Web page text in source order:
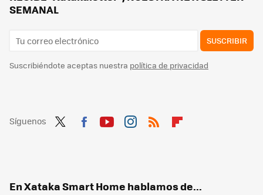
SEMANAL
SUSCRIBIR
Suscribiéndote aceptas nuestra política de privacidad
Síguenos
En Xataka Smart Home hablamos de...